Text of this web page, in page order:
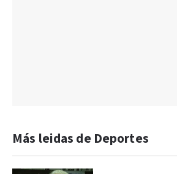
Más leidas de Deportes